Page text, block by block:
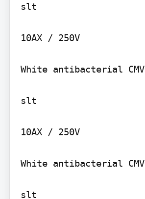
slt
10AX / 250V
White antibacterial CMV
slt
10AX / 250V
White antibacterial CMV
slt